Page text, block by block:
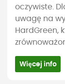
oczywiste.
uwagę na
HardGreen,
Więcej info